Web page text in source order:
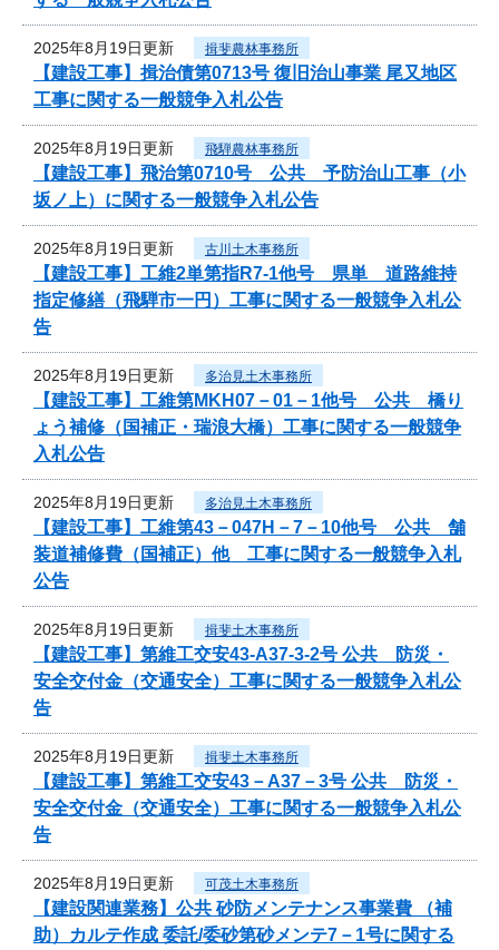
2025年8月19日更新 揖斐農林事務所
【建設工事】揖治債第0713号 復旧治山事業 尾又地区
工事に関する一般競争入札公告
2025年8月19日更新 飛騨農林事務所
【建設工事】飛治第0710号 公共 予防治山工事（小
坂ノ上）に関する一般競争入札公告
2025年8月19日更新 古川土木事務所
【建設工事】工維2単第指R7-1他号 県単 道路維持
指定修繕（飛騨市一円）工事に関する一般競争入札公
告
2025年8月19日更新 多治見土木事務所
【建設工事】工維第MKH07－01－1他号 公共 橋り
ょう補修（国補正・瑞浪大橋）工事に関する一般競争
入札公告
2025年8月19日更新 多治見土木事務所
【建設工事】工維第43－047H－7－10他号 公共 舗
装道補修費（国補正）他 工事に関する一般競争入札
公告
2025年8月19日更新 揖斐土木事務所
【建設工事】第維工交安43-A37-3-2号 公共 防災・
安全交付金（交通安全）工事に関する一般競争入札公
告
2025年8月19日更新 揖斐土木事務所
【建設工事】第維工交安43－A37－3号 公共 防災・
安全交付金（交通安全）工事に関する一般競争入札公
告
2025年8月19日更新 可茂土木事務所
【建設関連業務】公共 砂防メンテナンス事業費 （補
助）カルテ作成 委託/委砂第砂メンテ7－1号に関する